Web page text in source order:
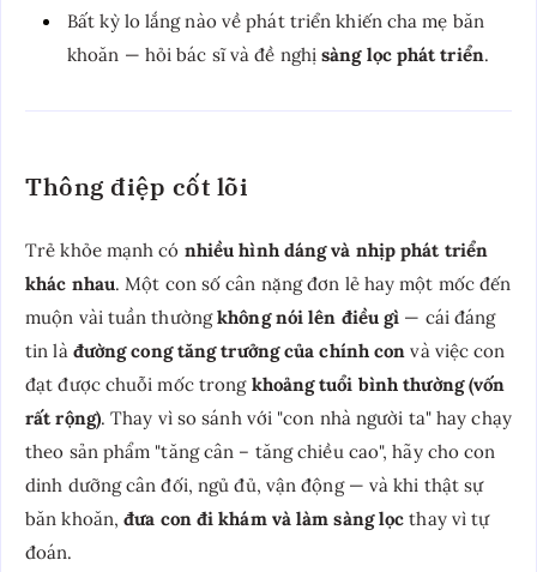
Bất kỳ lo lắng nào về phát triển khiến cha mẹ băn
khoăn — hỏi bác sĩ và đề nghị sàng lọc phát triển.
Thông điệp cốt lõi
Trẻ khỏe mạnh có nhiều hình dáng và nhịp phát triển
khác nhau. Một con số cân nặng đơn lẻ hay một mốc đến
muộn vài tuần thườngkhông nói lên điều gì — cái đáng
tin là đường cong tăng trưởng của chính con và việc con
đạt được chuỗi mốc trong khoảng tuổi bình thường (vốn
rất rộng). Thay vì so sánh với "con nhà người ta" hay chạy
theo sản phẩm "tăng cân – tăng chiều cao", hãy cho con
dinh dưỡng cân đối, ngủ đủ, vận động — và khi thật sự
băn khoăn,đưa con đi khám và làm sàng lọc thay vì tự
đoán.